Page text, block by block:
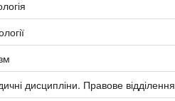
дисципліни. Правове відділення